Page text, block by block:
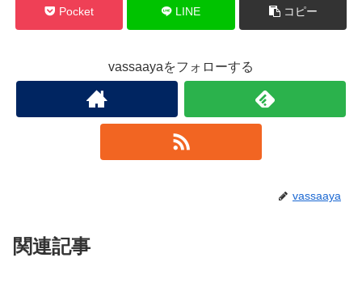
Pocket LINE コピー
vassaayaをフォローする
vassaaya
関連記事